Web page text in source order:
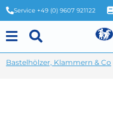
Service +49 (0) 9607 921122
Bastelhölzer, Klammern & Co